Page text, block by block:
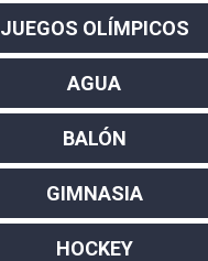
JUEGOS OLÍMPICOS
AGUA
BALÓN
GIMNASIA
HOCKEY